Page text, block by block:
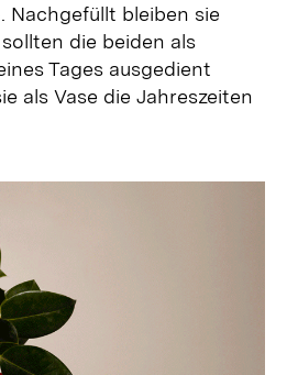
Nachgefüllt bleiben sie
die beiden als
Tages ausgedient
als Vase die Jahreszeiten